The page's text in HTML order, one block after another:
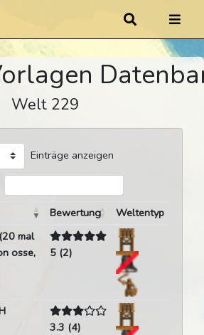
Welt 229
Einträge anzeigen
Bewertung
Weltentyp
mal
osse,
5 (2)
3.3 (4)